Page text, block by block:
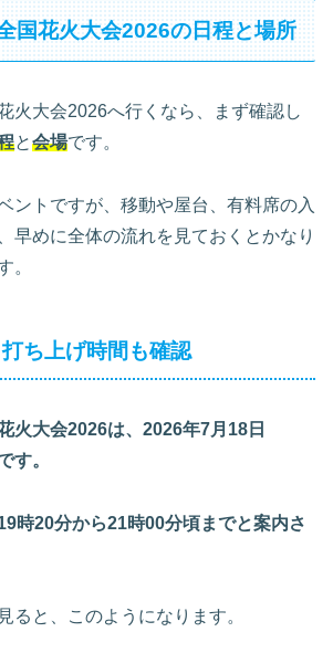
国花火大会2026の日程と場所
火大会2026へ行くなら、まず確認し
と会場です。
ントですが、移動や屋台、有料席の入
早めに全体の流れを見ておくとかなり
。
ち上げ時間も確認
火大会2026は、2026年7月18日
す。
時20分から21時00分頃までと案内さ
ると、このようになります。